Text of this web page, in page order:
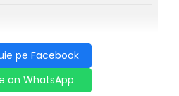
Grajdeanu
Carmen este o operă cu
Bizet pe un libret de Henri
pe Facebook
on WhatsApp